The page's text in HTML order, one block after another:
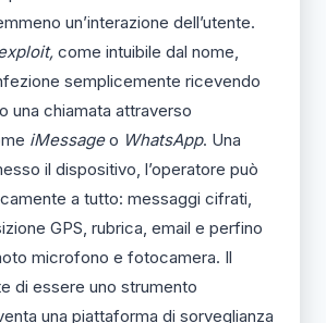
un’interazione dell’utente.
come intuibile dal nome,
semplicemente ricevendo
una chiamata attraverso
iMessageo WhatsApp. Una
il dispositivo, l’operatore può
a tutto: messaggi cifrati,
GPS, rubrica, email e perfino
microfono e fotocamera. Il
di essere uno strumento
una piattaforma di sorveglianza